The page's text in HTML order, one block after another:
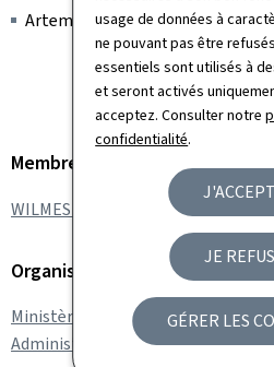
usage de données à
ne pouvant pas être
essentiels sont utilisés à
et seront activés
acceptez. Consulter notre
confidentialité.
JE
GÉRER LES
Artem MALYEYEV
Membre du gouvernement
WILMES Serge
Organisation
Ministère de l’Environnement, du
Administration de